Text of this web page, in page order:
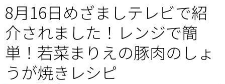
8月16日めざましテレビで紹
介されました！レンジで簡
単！若菜まりえの豚肉のしょ
うが焼きレシピ